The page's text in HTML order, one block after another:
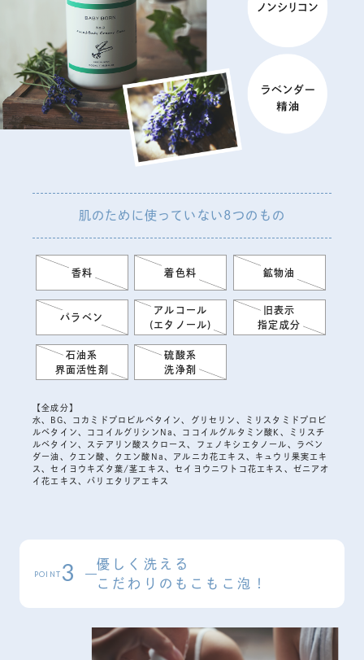
肌のために使っていない8つのもの
香料 着色料 鉱物油
パラベン
アルコール
(エタノール)
旧表示
指定成分
石油系
界面活性剤
硫酸系
洗浄剤
【全成分】
水、BG、コカミドプロピルベタイン、グリセリン、ミリスタミドプロピ
ルベタイン、ココイルグリシンNa、ココイルグルタミン酸K、ミリスチ
ルベタイン、ステアリン酸スクロース、フェノキシエタノール、ラベン
ダー油、クエン酸、クエン酸Na、アルニカ花エキス、キュウリ果実エキ
ス、セイヨウキズタ葉/茎エキス、セイヨウニワトコ花エキス、ゼニアオ
イ花エキス、パリエタリアエキス
POINT 3
優しく洗える
こだわりのもこもこ泡！